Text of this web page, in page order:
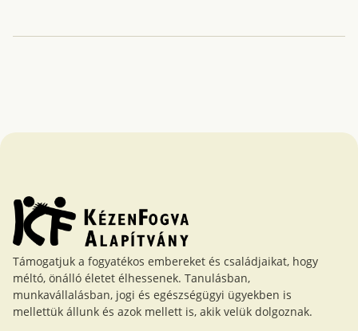
Támogatjuk a fogyatékos embereket és családjaikat, hogy
méltó, önálló életet élhessenek. Tanulásban,
munkavállalásban, jogi és egészségügyi ügyekben is
mellettük állunk és azok mellett is, akik velük dolgoznak.